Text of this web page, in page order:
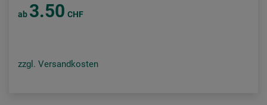
ab 3.50 CHF
zzgl. Versandkosten